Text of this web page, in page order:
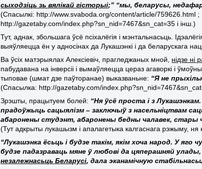
сыходзіць зь вялікай гісторыі;” “мы, беларусы,
(Спасылкі: http://www.svaboda.org/content/article/759626.html ;
http://gazetaby.com/index.php?sn_nid=7467&sn_cat=35 і інш.)
Тут, аднак, збольшага ўсё псіхалёгія і мэнтальнасьць.
выяўляецца ён у адносінах да Лукашэнкі і да беларускага
Ва ўсіх матэрыялах Алексіевіч, прагледжаных мной, нідзе ні
пабудавана на інверсіі і вымаўляецца цераз агаворкі і
тыповае (шмат дзе паўторанае) выказваньне: “Я не
(Спасылка: http://gazetaby.com/
Зрэшты, працытуем болей: “Ня ўсё проста і з
прадоўжыць сацыялізм – заключыў з насельніцтвам
абаронены студэнт, абаронены бедны чалавек, стары
(Тут адкрыты лукашызм і апалагетыка калгаснага рэжыму,
“Лукашэнка ёсьць і будзе такім, якім хоча народ. У
будзе падазраваць мяне ў любові да цяперашняй
незалежнасьць Беларусі, дала эканамічную